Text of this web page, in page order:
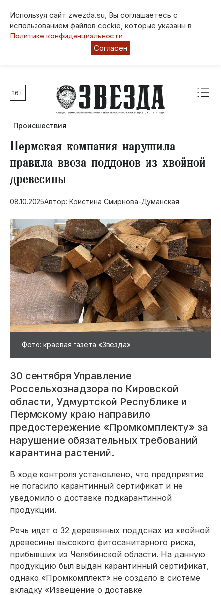
Используя сайт zwezda.su, Вы соглашаетесь с
использованием файлов cookie, которые указаны в
Политике конфиденциальности
Согласен
Главные темы
80 лет Победы
Молодежная столица РФ
СВО
Социальная поддержка
Инфраструктура
Благоустройство
16+
Происшествия
Пермская компания нарушила
правила ввоза поддонов из хвойной
древесины
08.10.2025Автор: Кристина Смирнова-Думанская
Фото: краевая газета «Звезда»
30 сентября Управление
Россельхознадзора по Кировской
области, Удмуртской Республике и
Пермскому краю направило
предостережение «Промкомплекту» за
нарушение обязательных требований
карантина растений.
В ходе контроля установлено, что предприятие
не погасило карантинный сертификат и не
уведомило о доставке подкарантинной
продукции.
Речь идет о 32 деревянных поддонах из хвойной
древесины высокого фитосанитарного риска,
прибывших из Челябинской области. На данную
продукцию был выдан карантинный сертификат,
однако «Промкомплект» не создало в системе
вкладку «Извещение о доставке